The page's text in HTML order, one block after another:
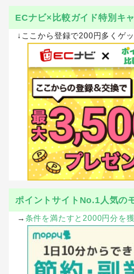
ECナビ×比較ガイド特別キ
↓ここから登録で200円多くゲッ
ポイントサイトNo.1人気の
→ 条件を満たすと2000円分を